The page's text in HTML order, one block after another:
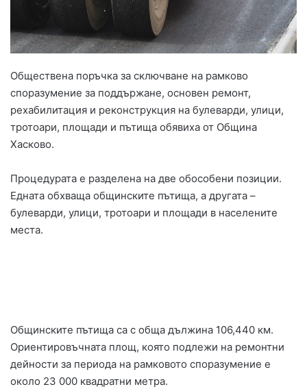
Обществена поръчка за сключване на рамково
споразумение за поддържане, основен ремонт,
рехабилитация и реконструкция на булеварди, улици,
тротоари, площади и пътища обявиха от Община
Хасково.
Процедурата е разделена на две обособени позиции.
Едната обхваща общинските пътища, а другата –
булеварди, улици, тротоари и площади в населените
места.
Общинските пътища са с обща дължина 106,440 км.
Ориентировъчната площ, която подлежи на ремонтни
дейности за периода на рамковото споразумение е
около 23 000 квадратни метра.